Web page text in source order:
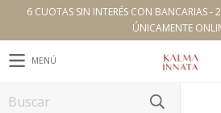
6 CUOTAS SIN INTERÉS CON BANCARIAS -
ÚNICAMENTE
MENÚ